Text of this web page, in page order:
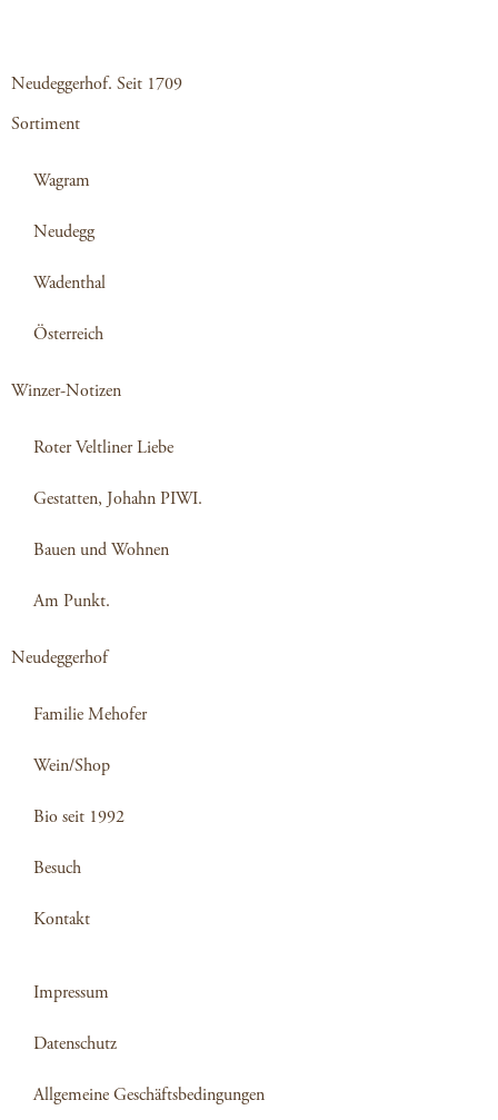
Neudeggerhof. Seit 1709
Sortiment
Wagram
Neudegg
Wadenthal
Österreich
Winzer-Notizen
Roter Veltliner Liebe
Gestatten, Johahn PIWI.
Bauen und Wohnen
Am Punkt.
Neudeggerhof
Familie Mehofer
Wein/Shop
Bio seit 1992
Besuch
Kontakt
Impressum
Datenschutz
Allgemeine Geschäftsbedingungen